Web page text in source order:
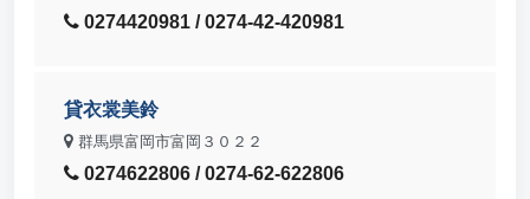
0274420981 / 0274-42-420981
貸衣裳美鈴
群馬県富岡市富岡３０２２
0274622806 / 0274-62-622806